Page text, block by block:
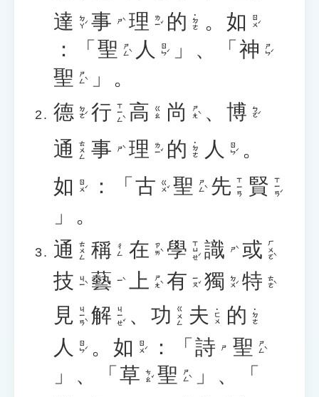
達 ㄉㄚˊ 事 ㄕˋ 理 ㄌㄧˇ 的 ˙ㄉㄜ 。 如 ㄖㄨˊ
：「 聖 ㄕㄥˋ 人 ㄖㄣˊ 」、「 神 ㄕㄣˊ
聖 ㄕㄥˋ
」。
德 ㄉㄜˊ 行 ㄒㄧㄥˋ 高 ㄍㄠ 尚 ㄕㄤˋ 、 博 ㄅㄛˊ
通 ㄊㄨㄥ 事 ㄕˋ 理 ㄌㄧˇ 的 ˙ㄉㄜ 人 ㄖㄣˊ 。
如 ㄖㄨˊ ：「 古 ㄍㄨˇ 聖 ㄕㄥˋ 先 ㄒㄧㄢ 賢 ㄒㄧㄢˊ
」。
通 ㄊㄨㄥ 稱 ㄔㄥ 在 ㄗㄞˋ 學 ㄒㄩㄝˊ 識 ㄕˋ 或 ㄏㄨㄛˋ
技 ㄐㄧˋ 藝 ㄧˋ 上 ㄕㄤˋ 有 ㄧㄡˇ 獨 ㄉㄨˊ 特 ㄊㄜˋ
見 ㄐㄧㄢˋ 解 ㄐㄧㄝˇ 、 功 ㄍㄨㄥ 夫 ˙ㄈㄨ 的 ˙ㄉㄜ
人 ㄖㄣˊ 。 如 ㄖㄨˊ ：「 詩 ㄕ 聖 ㄕㄥˋ
」、「 草 ㄘㄠˇ 聖 ㄕㄥˋ
」、「